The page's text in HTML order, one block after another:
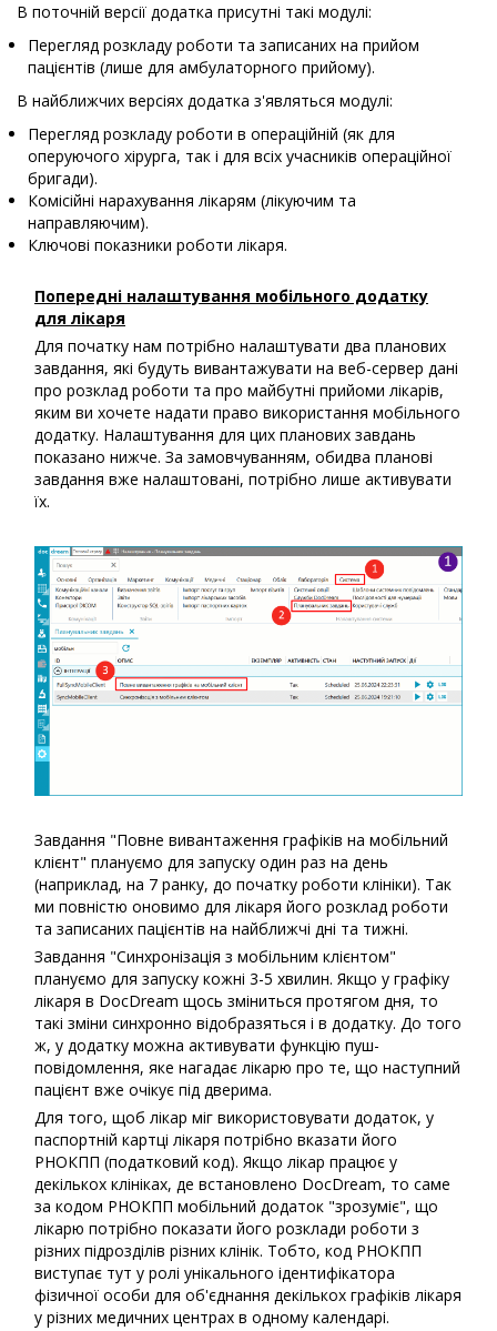
В поточній версії додатка присутні такі модулі:
Перегляд розкладу роботи та записаних на прийом
пацієнтів (лише для амбулаторного прийому).
В найближчих версіях додатка з'являться модулі:
Перегляд розкладу роботи в операційній (як для
оперуючого хірурга, так і для всіх учасників операційної
бригади).
Комісійні нарахування лікарям (лікуючим та
направляючим).
Ключові показники роботи лікаря.
Попередні налаштування мобільного додатку
для лікаря
Для початку нам потрібно налаштувати два планових
завдання, які будуть вивантажувати на веб-сервер дані
про розклад роботи та про майбутні прийоми лікарів,
яким ви хочете надати право використання мобільного
додатку. Налаштування для цих планових завдань
показано нижче. За замовчуванням, обидва планові
завдання вже налаштовані, потрібно лише активувати
їх.
Завдання "Повне вивантаження графіків на мобільний
клієнт" плануємо для запуску один раз на день
(наприклад, на 7 ранку, до початку роботи клініки). Так
ми повністю оновимо для лікаря його розклад роботи
та записаних пацієнтів на найближчі дні та тижні.
Завдання "Синхронізація з мобільним клієнтом"
плануємо для запуску кожні 3-5 хвилин. Якщо у графіку
лікаря в DocDream щось зміниться протягом дня, то
такі зміни синхронно відобразяться і в додатку. До того
ж, у додатку можна активувати функцію пуш-
повідомлення, яке нагадає лікарю про те, що наступний
пацієнт вже очікує під дверима.
Для того, щоб лікар міг використовувати додаток, у
паспортній картці лікаря потрібно вказати його
РНОКПП (податковий код). Якщо лікар працює у
декількох клініках, де встановлено DocDream, то саме
за кодом РНОКПП мобільний додаток "зрозуміє", що
лікарю потрібно показати його розклади роботи з
різних підрозділів різних клінік. Тобто, код РНОКПП
виступає тут у ролі унікального ідентифікатора
фізичної особи для об'єднання декількох графіків лікаря
у різних медичних центрах в одному календарі.